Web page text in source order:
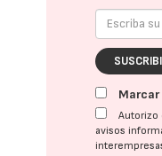
Autorizo
avisos